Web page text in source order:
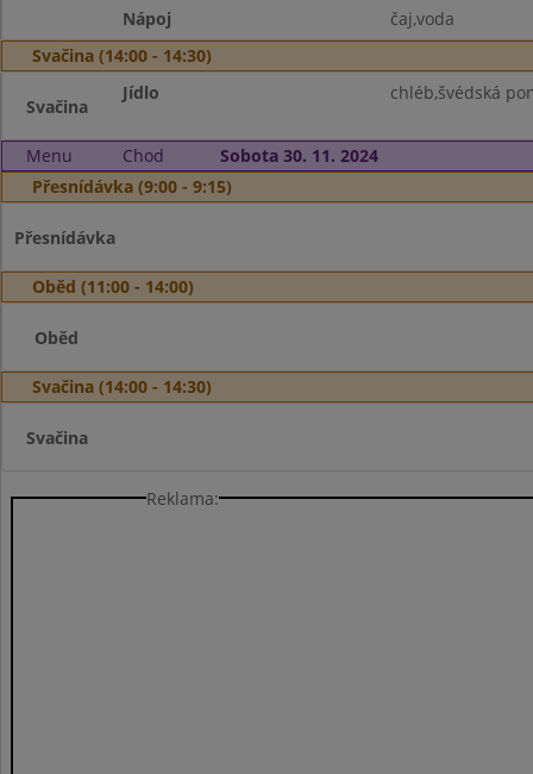
Nápoj
čaj,voda
Svačina (14:00 - 14:30)
Svačina
Jídlo chléb,švédská
Menu Chod
Sobota 30. 11. 2024
Přesnídávka (9:00 - 9:15)
Přesnídávka
Oběd (11:00 - 14:00)
Oběd
Svačina (14:00 - 14:30)
Svačina
Reklama: